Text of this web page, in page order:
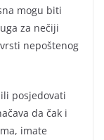
mogu biti
za nečiji
nepoštenog
posjedovati
da čak i
imate